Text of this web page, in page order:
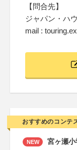
【問合先】
ジャパン・ハ
mail :
おすすめのコンテ
NEW
宮ヶ瀬